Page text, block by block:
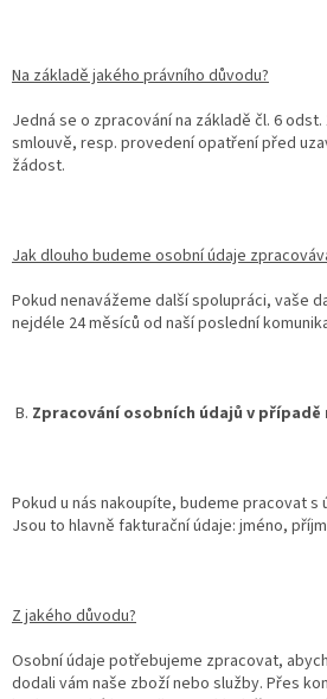
Na základě jakého právního důvodu?
Jedná se o zpracování na základě čl. 6 odst.
smlouvě, resp. provedení opatření před
žádost.
Jak dlouho budeme osobní údaje
Pokud nenavážeme další spolupráci, vaše
nejdéle 24 měsíců od naší poslední
B. Zpracování osobních údajů v případě
Pokud u nás nakoupíte, budeme pracovat s
Jsou to hlavně fakturační údaje: jméno,
Z jakého důvodu?
Osobní údaje potřebujeme zpracovat,
dodali vám naše zboží nebo služby. Přes